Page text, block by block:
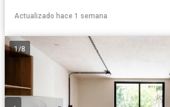
Actualizado hace 1 semana
1/8